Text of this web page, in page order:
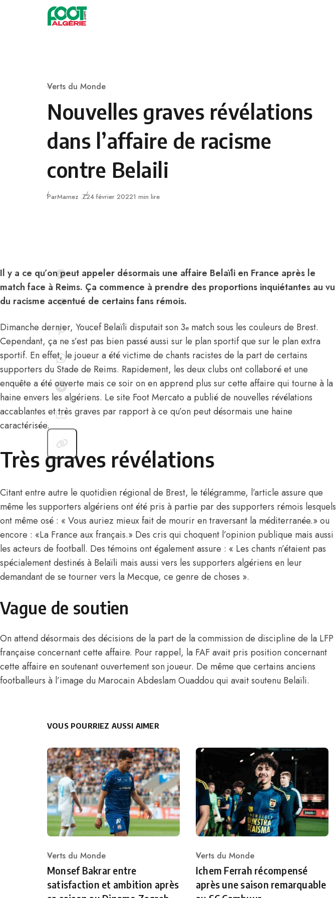
Skip to content
Category
Verts du Monde
Nouvelles graves révélations
dans l’affaire de racisme
contre Belaili
ParMamez .ZPublié
24 février 20221 min lire
Il y a ce qu’on peut appeler désormais une affaire Belaïli en France après le
match face à Reims. Ça commence à prendre des proportions inquiétantes au vu
du racisme accentué de certains fans rémois.
Dimanche dernier, Youcef Belaïli disputait son 3e match sous les couleurs de Brest.
Cependant, ça ne s’est pas bien passé aussi sur le plan sportif que sur le plan extra
sportif. En effet, le joueur a été victime de chants racistes de la part de certains
supporters du Stade de Reims. Rapidement, les deux clubs ont collaboré et une
enquête a été ouverte mais ce soir on en apprend plus sur cette affaire qui tourne à la
haine envers les algériens. Le site Foot Mercato a publié de nouvelles révélations
accablantes et très graves par rapport à ce qu’on peut désormais une haine
caractérisée.
Très graves révélations
Citant entre autre le quotidien régional de Brest, le télégramme, l’article assure que
même les supporters algériens ont été pris à partie par des supporters rémois lesquels
ont même osé : « Vous auriez mieux fait de mourir en traversant la méditerranée.» ou
encore : «La France aux français.» Des cris qui choquent l’opinion publique mais aussi
les acteurs de football. Des témoins ont également assure : « Les chants n’étaient pas
spécialement destinés à Belaïli mais aussi vers les supporters algériens en leur
demandant de se tourner vers la Mecque, ce genre de choses ».
Vague de soutien
On attend désormais des décisions de la part de la commission de discipline de la LFP
française concernant cette affaire. Pour rappel, la FAF avait pris position concernant
cette affaire en soutenant ouvertement son joueur. De même que certains anciens
footballeurs à l’image du Marocain Abdeslam Ouaddou qui avait soutenu Belaïli.
VOUS POURRIEZ AUSSI AIMER
Category
Verts du Monde
Monsef Bakrar entre
satisfaction et ambition après
Category
Verts du Monde
Ichem Ferrah récompensé
après une saison remarquable